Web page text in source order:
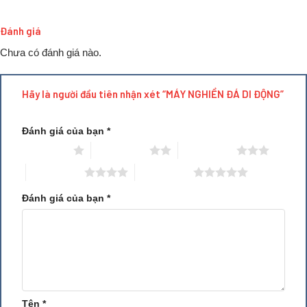
Đánh giá
Chưa có đánh giá nào.
Hãy là người đầu tiên nhận xét “MÁY NGHIỀN ĐÁ DI ĐỘNG”
Đánh giá của bạn *
Đánh giá của bạn *
Tên *